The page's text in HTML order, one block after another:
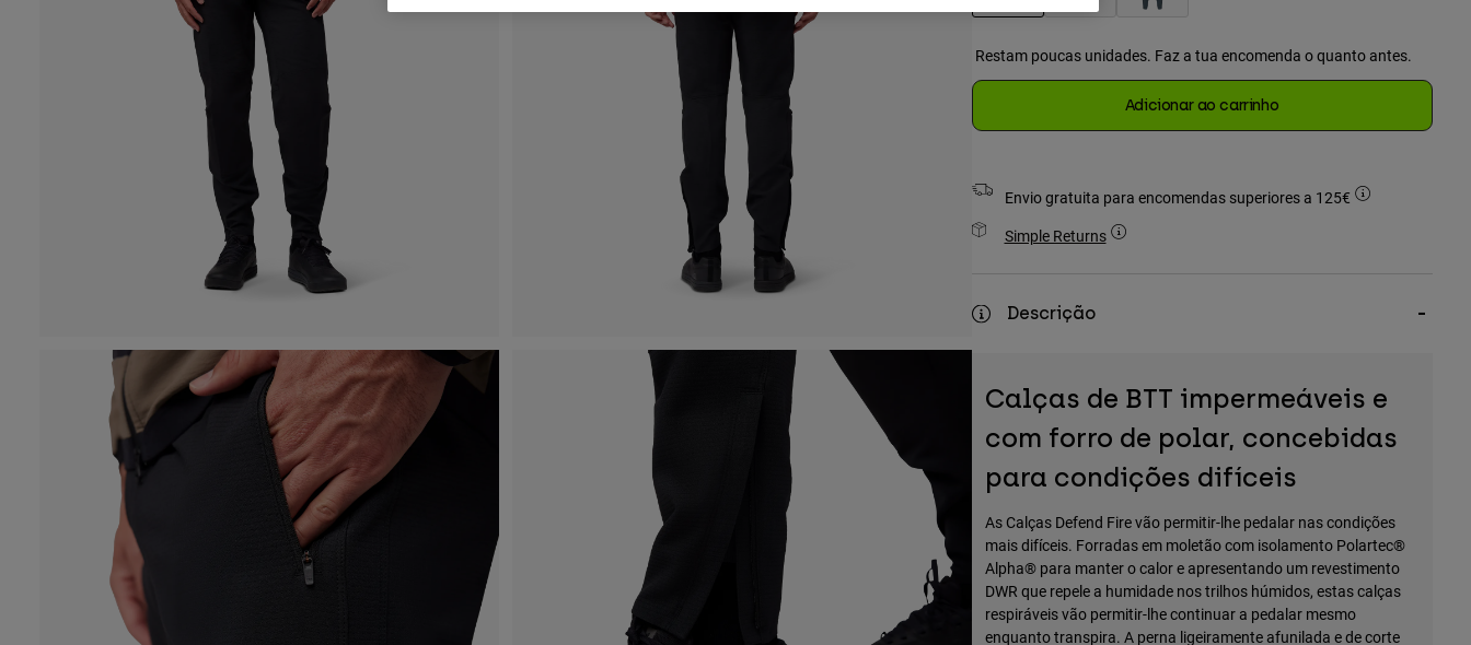
Restam poucas unidades. Faz a tua encomenda o quanto antes.
Adicionar ao carrinho
Envio gratuita para encomendas superiores a 125€
Simple Returns
Descrição
Calças de BTT impermeáveis e
com forro de polar, concebidas
para condições difíceis
As Calças Defend Fire vão permitir-lhe pedalar nas condições
mais difíceis. Forradas em moletão com isolamento Polartec®
Alpha® para manter o calor e apresentando um revestimento
DWR que repele a humidade nos trilhos húmidos, estas calças
respiráveis vão permitir-lhe continuar a pedalar mesmo
enquanto transpira. A perna ligeiramente afunilada e de corte